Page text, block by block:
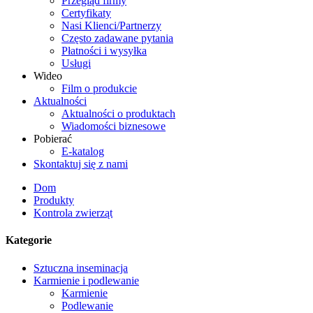
Certyfikaty
Nasi Klienci/Partnerzy
Często zadawane pytania
Płatności i wysyłka
Usługi
Wideo
Film o produkcie
Aktualności
Aktualności o produktach
Wiadomości biznesowe
Pobierać
E-katalog
Skontaktuj się z nami
Dom
Produkty
Kontrola zwierząt
Kategorie
Sztuczna inseminacja
Karmienie i podlewanie
Karmienie
Podlewanie